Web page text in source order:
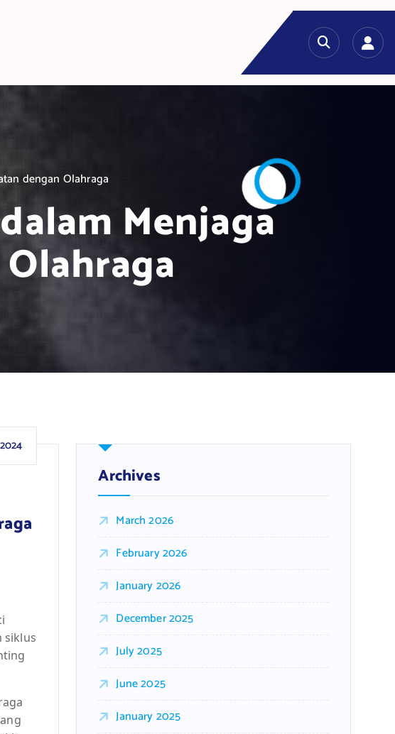
dengan Olahraga
Menjaga
siklus
Archives
March 2026
February 2026
January 2026
December 2025
July 2025
June 2025
January 2025